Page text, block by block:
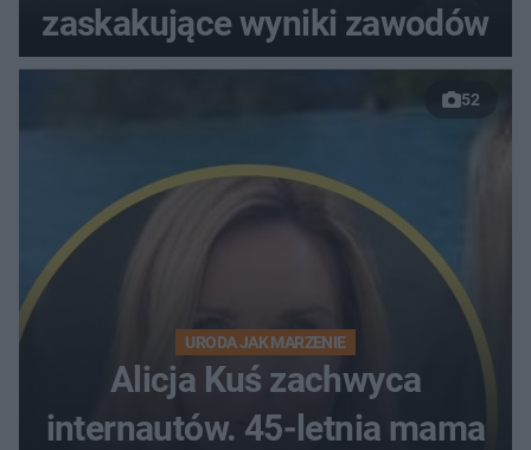
zaskakujące wyniki zawodów
52
URODA JAK MARZENIE
Alicja Kuś zachwyca
internautów. 45-letnia mama